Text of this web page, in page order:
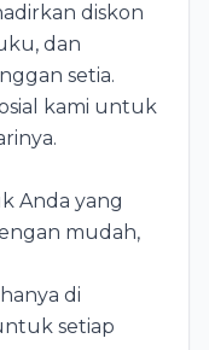
diskon
dan
setia.
kami untuk
Anda yang
mudah,
di
setiap